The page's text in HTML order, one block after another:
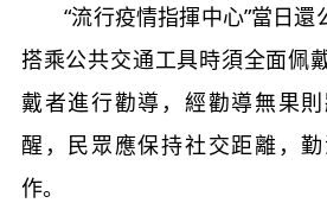
“流行疫情指揮中心”當日還
搭乘公共交通工具時須全面佩
戴者進行勸導，經勸導無果
醒，民眾應保持社交距離，
作。